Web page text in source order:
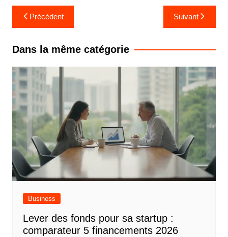
Navigation
de
l’article
Précédent Suivant
Dans la même catégorie
Business
Lever des fonds pour sa startup :
comparateur 5 financements 2026